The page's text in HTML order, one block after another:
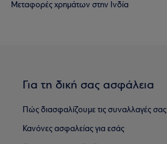
Μεταφορές χρημάτων στην Ινδία
Για τη δική σας ασφάλεια
Πώς διασφαλίζουμε τις συναλλαγές σας
Κανόνες ασφαλείας για εσάς